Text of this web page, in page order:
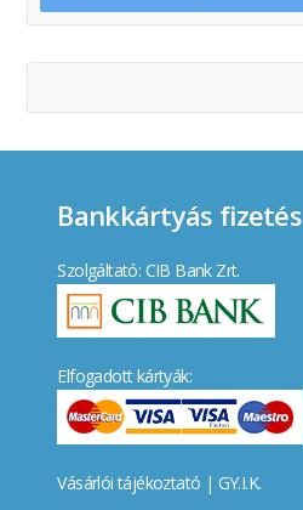
Bankkártyás fizetés
Szolgáltató: CIB Bank Zrt.
Elfogadott kártyák:
Vásárlói tájékoztató | GY.I.K.